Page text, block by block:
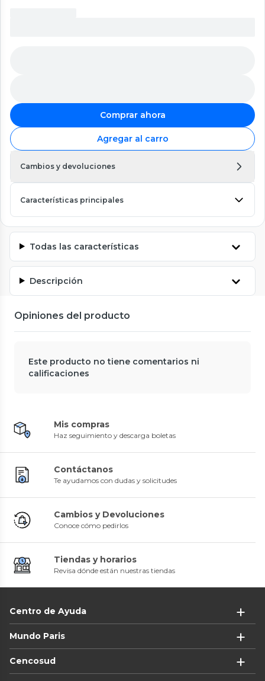
Comprar ahora
Agregar al carro
Cambios y devoluciones
Características principales
Todas las características
Descripción
Opiniones del producto
Este producto no tiene comentarios ni
calificaciones
Mis compras
Haz seguimiento y descarga boletas
Contáctanos
Te ayudamos con dudas y solicitudes
Cambios y Devoluciones
Conoce cómo pedirlos
Tiendas y horarios
Revisa dónde están nuestras tiendas
Centro de Ayuda
Mundo Paris
Cencosud